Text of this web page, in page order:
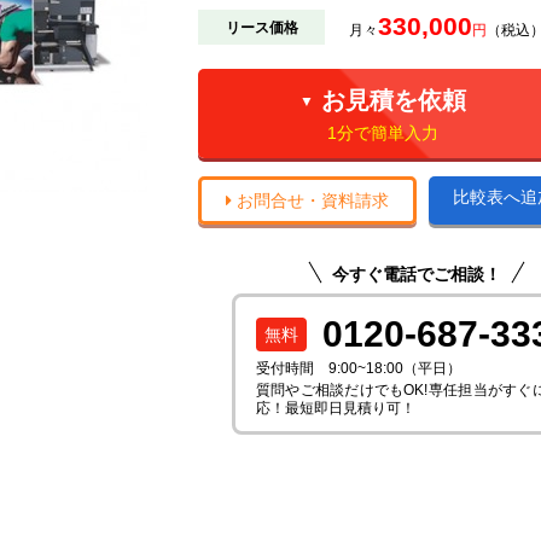
リース価格 月々330,000 円 （税
▼ お見積を依頼
1分で簡単入力
お問合せ・資料請求 比較表へ追
今すぐ電話でご相談！
0120-687-
受付時間 9:00~18:00（平日）
質問やご相談だけでもOK!専任担当がすぐ
応！最短即日見積り可！